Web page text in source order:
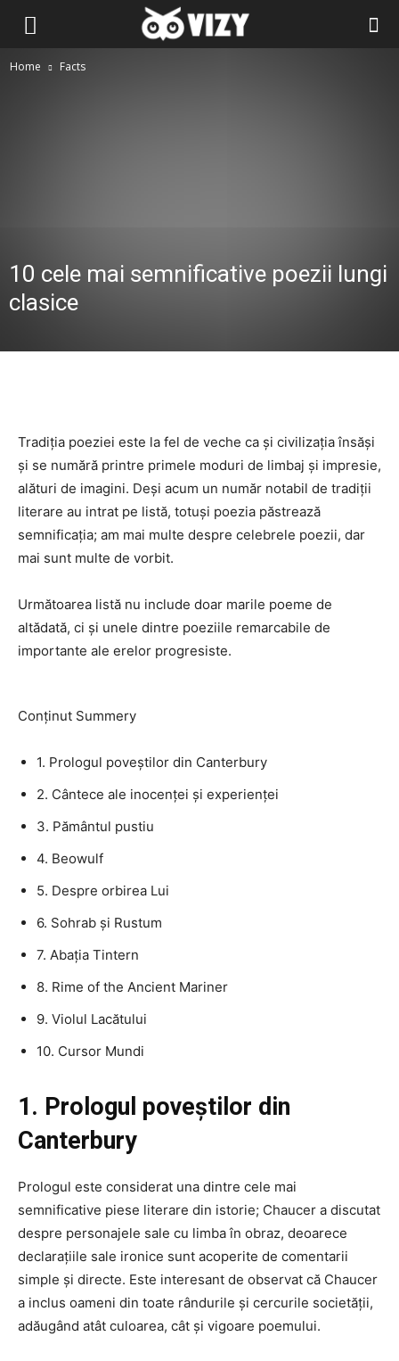
Home Facts
10 cele mai semnificative poezii lungi
clasice
Tradiția poeziei este la fel de veche ca și civilizația însăși
și se numără printre primele moduri de limbaj și impresie,
alături de imagini. Deși acum un număr notabil de tradiții
literare au intrat pe listă, totuși poezia păstrează
semnificația; am mai multe despre celebrele poezii, dar
mai sunt multe de vorbit.
Următoarea listă nu include doar marile poeme de
altădată, ci și unele dintre poeziile remarcabile de
importante ale erelor progresiste.
Conținut Summery
1. Prologul poveștilor din Canterbury
2. Cântece ale inocenței și experienței
3. Pământul pustiu
4. Beowulf
5. Despre orbirea Lui
6. Sohrab și Rustum
7. Abația Tintern
8. Rime of the Ancient Mariner
9. Violul Lacătului
10. Cursor Mundi
1. Prologul poveștilor din
Canterbury
Prologul este considerat una dintre cele mai
semnificative piese literare din istorie; Chaucer a discutat
despre personajele sale cu limba în obraz, deoarece
declarațiile sale ironice sunt acoperite de comentarii
simple și directe. Este interesant de observat că Chaucer
a inclus oameni din toate rândurile și cercurile societății,
adăugând atât culoarea, cât și vigoare poemului.